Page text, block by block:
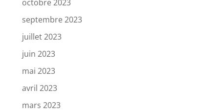
octobre 2023
septembre 2023
juillet 2023
juin 2023
mai 2023
avril 2023
mars 2023